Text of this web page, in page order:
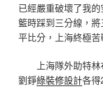
已經嚴重破壞了我的
籃時踩到三分線，
平比分，上海終極苦
上海隊外助特
劉錚綠裝修設計各得